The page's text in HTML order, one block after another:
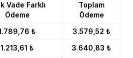
Vade Farklı
Ödeme
Toplam
Ödeme
₺
3.579,52 ₺
1.213,61 ₺
3.640,83 ₺